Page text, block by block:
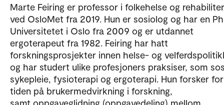
Marte Feiring er professor i folkehelse og
ved OsloMet fra 2019. Hun er sosiolog og har en
Universitetet i Oslo fra 2009 og er utdannet
ergoterapeut fra 1982. Feiring har hatt
forskningsprosjekter innen helse- og
og har studert ulike profesjoners praksiser, som
sykepleie, fysioterapi og ergoterapi. Hun forsker for
tiden på brukermedvirkning i forskning,
samt oppgaveglidning (oppgavedeling) mellom